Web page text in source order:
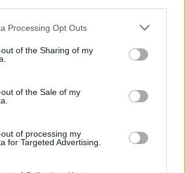
also be disclosed by us to third parties
third parties.
website/app uses one or more Google
gather and store information including but
visit or usage behaviour. You may click to
to Google and its third-party tags to
Processing Opt Outs
of the Sharing of my
of the Sale of my
of processing my
for Targeted Advertising.